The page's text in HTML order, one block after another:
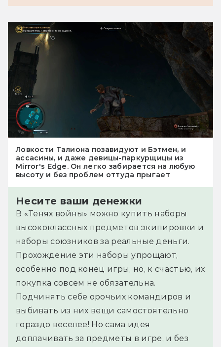
Ловкости Талиона позавидуют и Бэтмен, и
ассасины, и даже девицы-паркурщицы из
Mirror's Edge. Он легко забирается на любую
высоту и без проблем оттуда прыгает
Несите ваши денежки
В «Тенях войны» можно купить наборы
высококлассных предметов экипировки и
наборы союзников за реальные деньги.
Прохождение эти наборы упрощают,
особенно под конец игры, но, к счастью, их
покупка совсем не обязательна.
Подчинять себе орочьих командиров и
выбивать из них вещи самостоятельно
гораздо веселее! Но сама идея
доплачивать за предметы в игре, и без